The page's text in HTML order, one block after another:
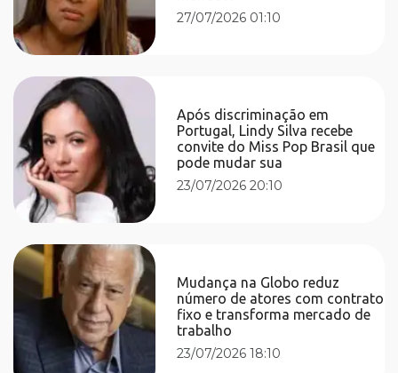
27/07/2026 01:10
Após discriminação em
Portugal, Lindy Silva recebe
convite do Miss Pop Brasil que
pode mudar sua
23/07/2026 20:10
Mudança na Globo reduz
número de atores com contrato
fixo e transforma mercado de
trabalho
23/07/2026 18:10